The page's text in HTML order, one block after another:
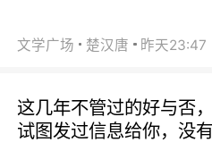
文学广场 楚汉唐 昨天23:47
这几年不管过的好与否
试图发过信息给你，没